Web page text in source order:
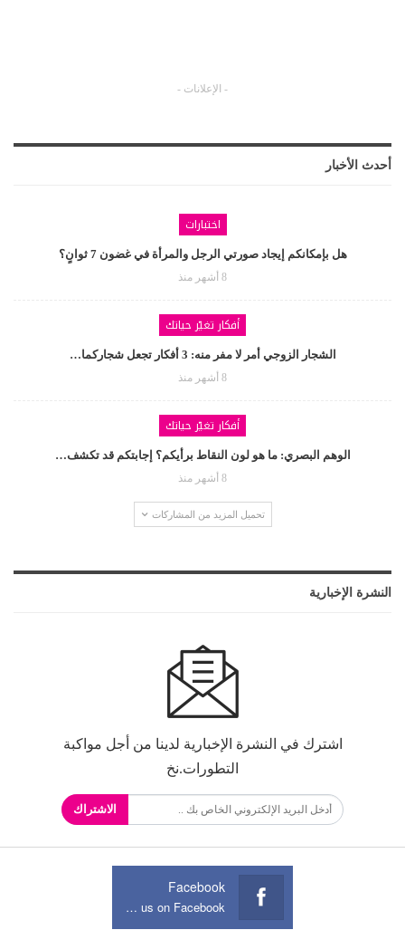
- الإعلانات -
أحدث الأخبار
اختبارات
هل بإمكانكم إيجاد صورتي الرجل والمرأة في غضون 7 ثوانٍ؟
8 أشهر منذ
أفكار تغيّر حياتك
الشجار الزوجي أمر لا مفر منه: 3 أفكار تجعل شجاركما…
8 أشهر منذ
أفكار تغيّر حياتك
الوهم البصري: ما هو لون النقاط برأيكم؟ إجابتكم قد تكشف…
8 أشهر منذ
تحميل المزيد من المشاركات
النشرة الإخبارية
اشترك في النشرة الإخبارية لدينا من أجل مواكبة
التطورات.نخ
الاشتراك
Facebook
Join us on Facebook